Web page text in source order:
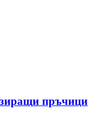
пръчици